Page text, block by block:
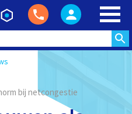
bij netcongestie